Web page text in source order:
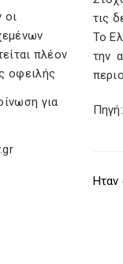
οι
πλέον
οφειλής
για
τις
Το
την
Ηταν